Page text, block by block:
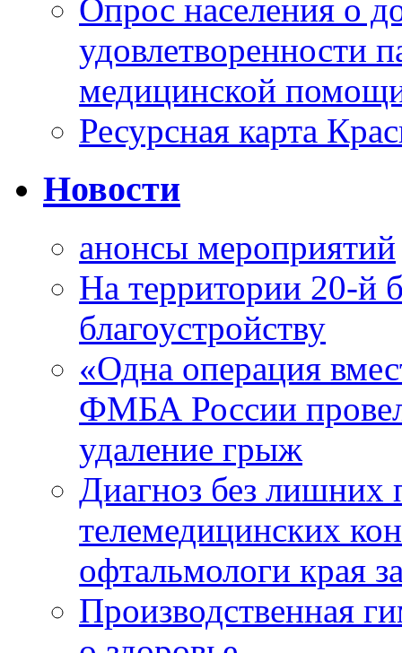
Опрос населения о
удовлетворенности
медицинской
Ресурсная карта
Новости
анонсы мероприятий
На территории 20-й
благоустройству
«Одна операция
ФМБА России
удаление грыж
Диагноз без лишних
телемедицинских
офтальмологи края
Производственная